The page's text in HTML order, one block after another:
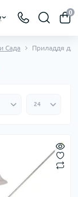
0
Сада Приладдя для